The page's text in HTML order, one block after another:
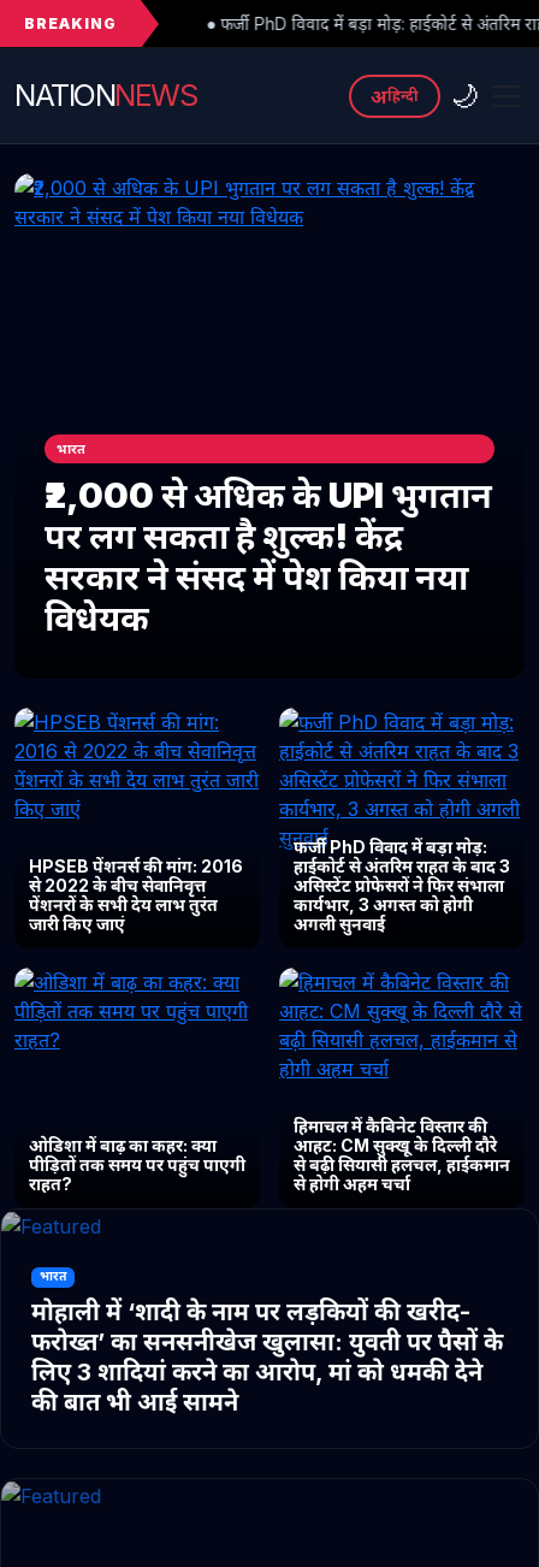
BREAKING
● फर्जी PhD विवाद में बड़ा मोड़: हाईकोर्ट से अंतरिम राहत के बाद 3 असिस्टेंट
NATIONNEWS अहिन्दी 🌙
भारत
₹2,000 से अधिक के UPI भुगतान
पर लग सकता है शुल्क! केंद्र
सरकार ने संसद में पेश किया नया
विधेयक
HPSEB पेंशनर्स की मांग: 2016
से 2022 के बीच सेवानिवृत्त
पेंशनरों के सभी देय लाभ तुरंत
जारी किए जाएं
फर्जी PhD विवाद में बड़ा मोड़:
हाईकोर्ट से अंतरिम राहत के बाद 3
असिस्टेंट प्रोफेसरों ने फिर संभाला
कार्यभार, 3 अगस्त को होगी
अगली सुनवाई
ओडिशा में बाढ़ का कहर: क्या
पीड़ितों तक समय पर पहुंच पाएगी
राहत?
हिमाचल में कैबिनेट विस्तार की
आहट: CM सुक्खू के दिल्ली दौरे
से बढ़ी सियासी हलचल, हाईकमान
से होगी अहम चर्चा
भारत
मोहाली में ‘शादी के नाम पर लड़कियों की खरीद-
फरोख्त’ का सनसनीखेज खुलासा: युवती पर पैसों के
लिए 3 शादियां करने का आरोप, मां को धमकी देने
की बात भी आई सामने